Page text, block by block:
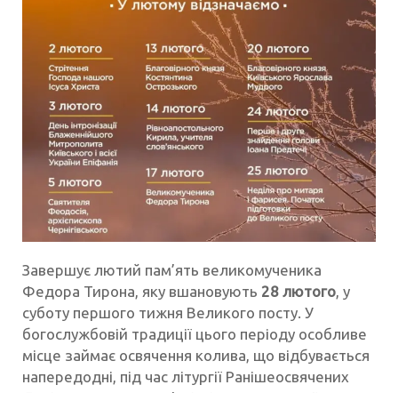
Завершує лютий пам’ять великомученика
Федора Тирона, яку вшановують 28 лютого, у
суботу першого тижня Великого посту. У
богослужбовій традиції цього періоду особливе
місце займає освячення колива, що відбувається
напередодні, під час літургії Ранішеосвячених